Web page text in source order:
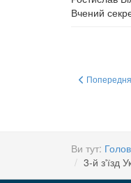
Вчений
Попередня
Попередня
Ви тут:
3-й з'їзд